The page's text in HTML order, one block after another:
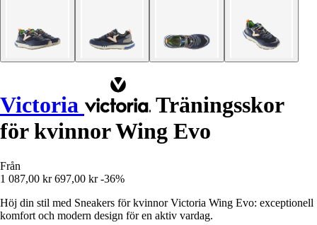
Victoria
Träningsskor
för kvinnor Wing Evo
Från
1 087,00 kr 697,00 kr -36%
Höj din stil med Sneakers för kvinnor Victoria Wing Evo: exceptionell
komfort och modern design för en aktiv vardag.